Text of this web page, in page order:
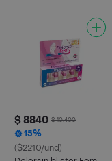
$ 8840 $ 10.400
15%
($2210/und)